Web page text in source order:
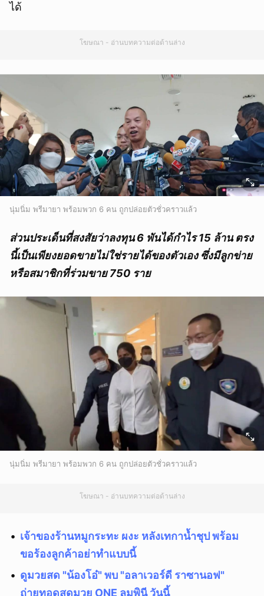
ได้
โฆษณา - อ่านบทความต่อด้านล่าง
นุ่มนิ่ม พรีมายา พร้อมพวก 6 คน ถูกปล่อยตัวชั่วคราวแล้ว
ส่วนประเด็นที่สงสัยว่าลงทุน 6 พันได้กำไร 15 ล้าน ตรง
นี้เป็นเพียงยอดขายไม่ใช่รายได้ของตัวเอง ซึ่งมีลูกข่าย
หรือสมาชิกที่ร่วมขาย 750 ราย
นุ่มนิ่ม พรีมายา พร้อมพวก 6 คน ถูกปล่อยตัวชั่วคราวแล้ว
โฆษณา - อ่านบทความต่อด้านล่าง
เจ้าของร้านหมูกระทะ ผงะ หลังเทกาน้ำชุป พร้อม
ขอร้องลูกค้าอย่าทำแบบนี้
ดูมวยสด "น้องโอ๋" พบ "อลาเวอร์ดี ราซานอฟ"
ถ่ายทอดสดมวย ONE ลุมพินี วันนี้